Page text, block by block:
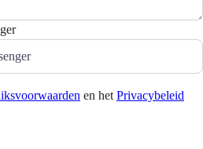
en hetPrivacybeleid